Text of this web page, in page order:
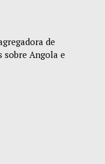
de
sobre Angola e